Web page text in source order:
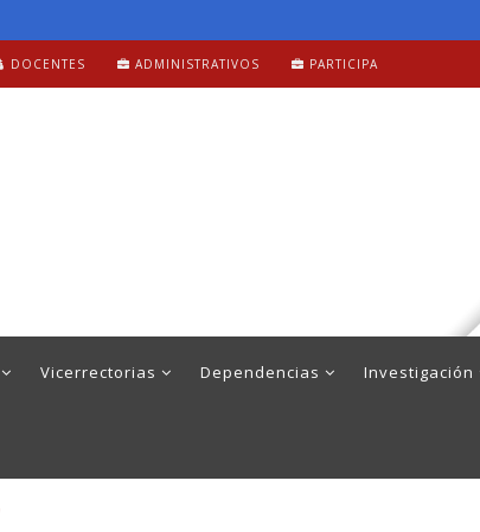
DOCENTES ADMINISTRATIVOS PARTICIPA
Vicerrectorias Dependencias Investigación